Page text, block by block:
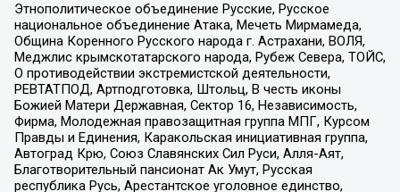
Этнополитическое объединение Русские, Русское
национальное объединение Атака, Мечеть Мирмамеда,
Община Коренного Русского народа г. Астрахани, ВОЛЯ,
Меджлис крымскотатарского народа, Рубеж Севера, ТОЙС,
О противодействии экстремистской деятельности,
РЕВТАТПОД, Артподготовка, Штольц, В честь иконы
Божией Матери Державная, Сектор 16, Независимость,
Фирма, Молодежная правозащитная группа МПГ, Курсом
Правды и Единения, Каракольская инициативная группа,
Автоград Крю, Союз Славянских Сил Руси, Алля-Аят,
Благотворительный пансионат Ак Умут, Русская
республика Русь, Арестантское уголовное единство,